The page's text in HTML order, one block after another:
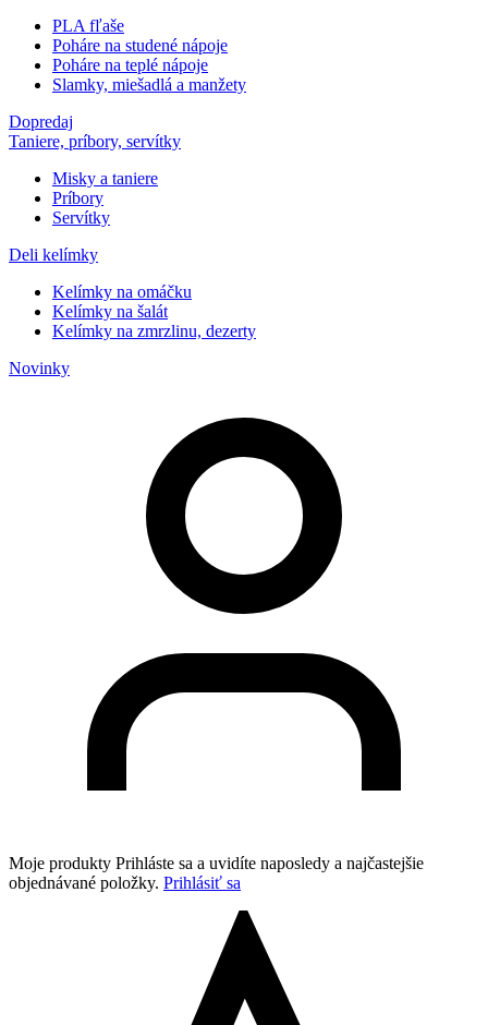
PLA fľaše
Poháre na studené nápoje
Poháre na teplé nápoje
Slamky, miešadlá a manžety
Dopredaj
Taniere, príbory, servítky
Misky a taniere
Príbory
Servítky
Deli kelímky
Kelímky na omáčku
Kelímky na šalát
Kelímky na zmrzlinu, dezerty
Novinky
Moje produkty Prihláste sa a uvidíte naposledy a najčastejšie
objednávané položky. Prihlásiť sa